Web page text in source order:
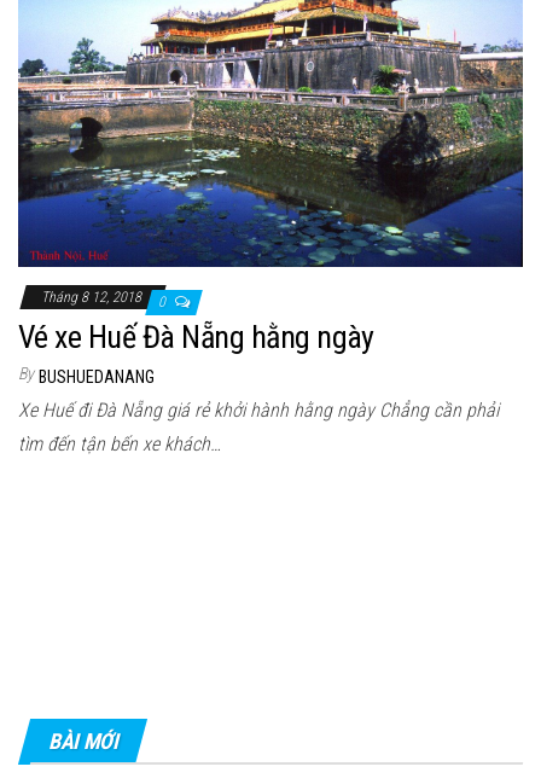
Tháng 8 12, 2018 0
Vé xe Huế Đà Nẵng hằng ngày
By BUSHUEDANANG
Xe Huế đi Đà Nẵng giá rẻ khởi hành hằng ngày Chẳng cần phải
tìm đến tận bến xe khách…
BÀI MỚI